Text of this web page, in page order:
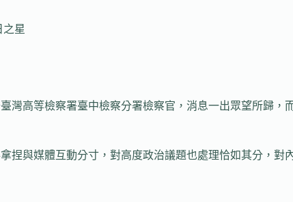
之星
灣高等檢察署臺中檢察分署檢察官，消息一出眾望所歸
捏與媒體互動分寸，對高度政治議題也處理恰如其分，